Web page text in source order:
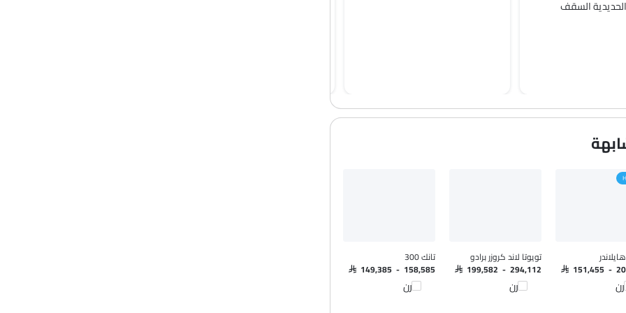
السقف
SAR 151,455 -
تويوتا لاند كروزر برادو
SAR 199,582 - 294,112
قارن
تانك 300
SAR 149,385 - 158,585
قارن